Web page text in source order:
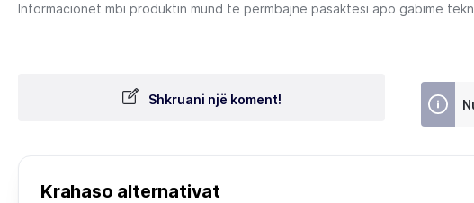
Informacionet mbi produktin mund të përmbajnë pasaktësi apo gabime
Shkruani një koment!
Krahaso alternativat